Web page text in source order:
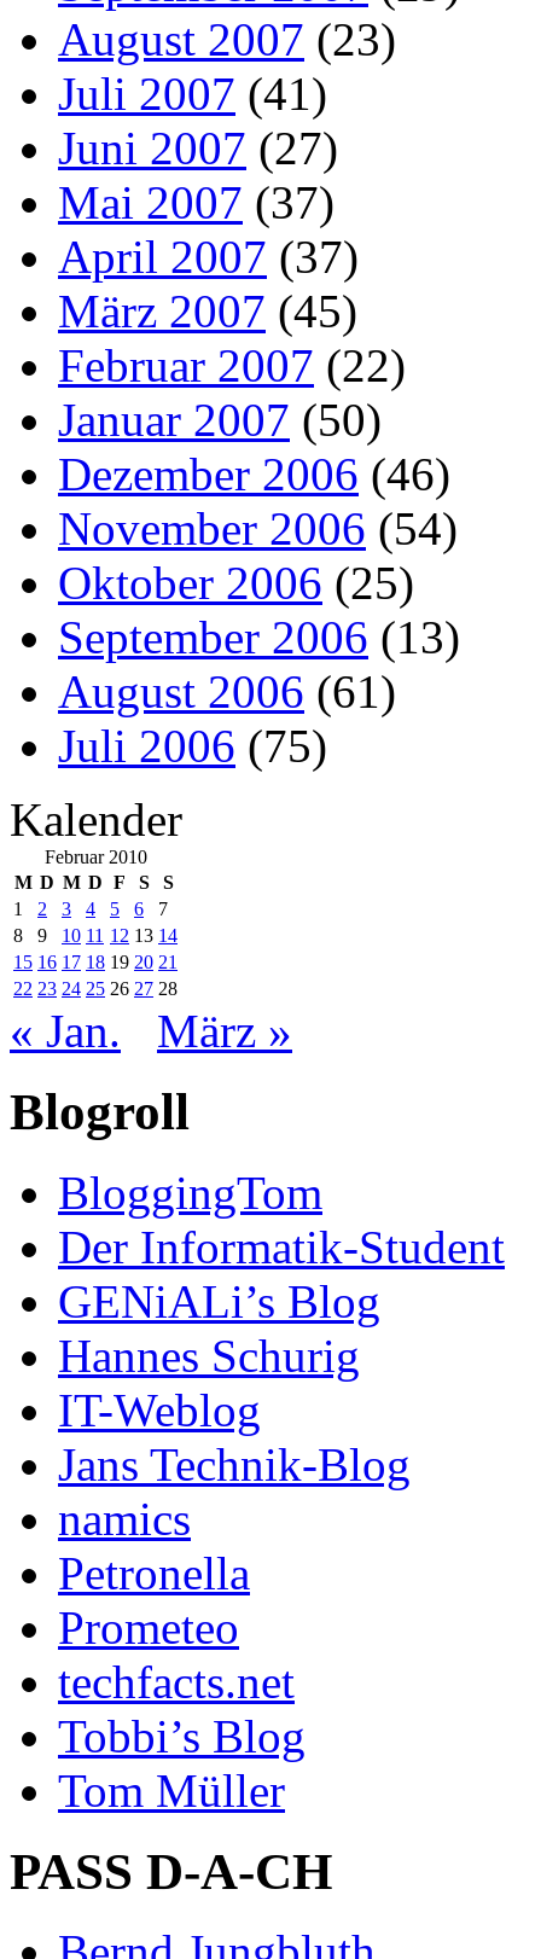
August 2007 (23)
Juli 2007 (41)
Juni 2007 (27)
Mai 2007 (37)
April 2007 (37)
März 2007 (45)
Februar 2007 (22)
Januar 2007 (50)
Dezember 2006 (46)
November 2006 (54)
Oktober 2006 (25)
September 2006 (13)
August 2006 (61)
Juli 2006 (75)
Kalender
Februar 2010
M D M D F S
S
1
2 3 4 5 6
7
8
9 10 11 12 13 14
15 16 17 18 19 20 21
22 23 24 25 26 27 28
« Jan. März »
Blogroll
BloggingTom
Der Informatik-Student
GENiALi’s Blog
Hannes Schurig
IT-Weblog
Jans Technik-Blog
namics
Petronella
Prometeo
techfacts.net
Tobbi’s Blog
Tom Müller
PASS D-A-CH